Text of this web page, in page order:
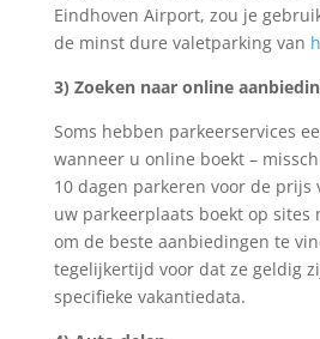
Eindhoven Airport, zou je
de minst dure valetparking van
3) Zoeken naar online
Soms hebben parkeerservices
wanneer u online boekt –
10 dagen parkeren voor de prijs
uw parkeerplaats boekt op sites
om de beste aanbiedingen te
tegelijkertijd voor dat ze geldig
specifieke vakantiedata.